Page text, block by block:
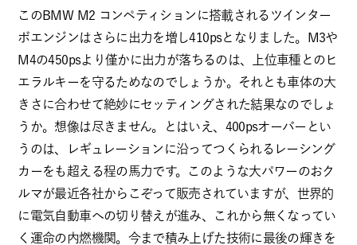
このBMW M2 コンペティションに搭載されるツインター
ボエンジンはさらに出力を増し410psとなりました。M3や
M4の450psより僅かに出力が落ちるのは、上位車種とのヒ
エラルキーを守るためなのでしょうか。それとも車体の大
きさに合わせて絶妙にセッティングされた結果なのでしょ
うか。想像は尽きません。とはいえ、400psオーバーとい
うのは、レギュレーションに沿ってつくられるレーシング
カーをも超える程の馬力です。このような大パワーのおク
ルマが最近各社からこぞって販売されていますが、世界的
に電気自動車への切り替えが進み、これから無くなってい
く運命の内燃機関。今まで積み上げた技術に最後の輝きを